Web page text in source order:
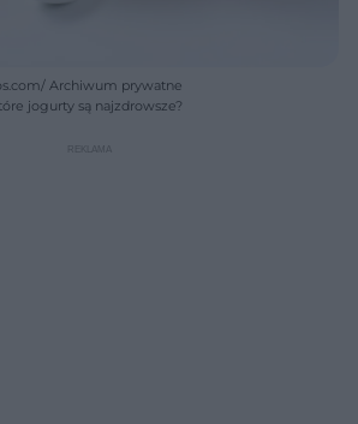
Archiwum prywatne
jogurty są najzdrowsze?